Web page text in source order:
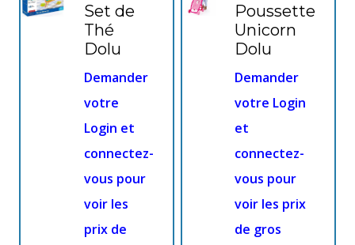
Set de
Thé
Dolu
Demander
votre
Login et
connectez-
vous pour
voir les
prix de
Poussette
Unicorn
Dolu
Demander
votre Login
et
connectez-
vous pour
voir les prix
de gros